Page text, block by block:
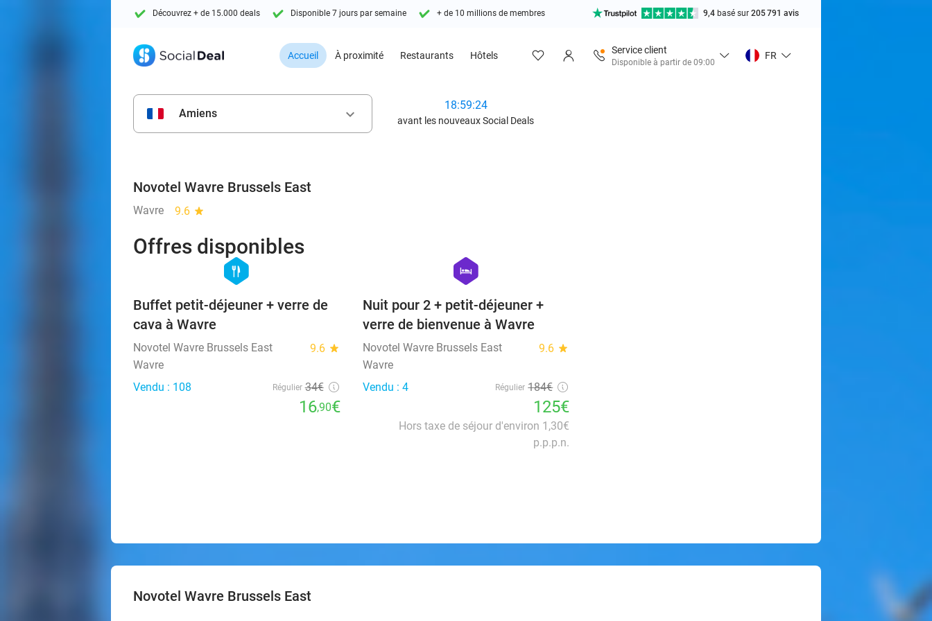
Découvrez + de 15.000 deals Disponible 7 jours par semaine + de 10 millions de membres 9,4 basé sur 205 791 avis
Accueil À proximité Restaurants Hôtels
Service client
Disponible à partir de 09:00
FR
Amiens keyboard_arrow_down
18:59:23
avant les nouveaux Social Deals
Novotel Wavre Brussels East
Wavre 9.6 star
Offres disponibles
hexagon
food
Buffet petit-déjeuner + verre de
cava à Wavre
Novotel Wavre Brussels East 9.6 star
Wavre
Vendu : 108
Régulier 34€
16,90€
hexagon
hotel
Nuit pour 2 + petit-déjeuner +
verre de bienvenue à Wavre
Novotel Wavre Brussels East 9.6 star
Wavre
Vendu : 4
Régulier 184€
125€
Hors taxe de séjour d'environ 1,30€
p.p.p.n.
Novotel Wavre Brussels East